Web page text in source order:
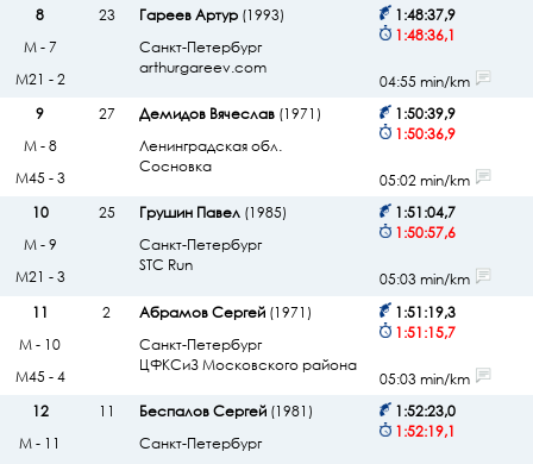
8
23 Гареев Артур(1993)
Санкт-Петербург
arthurgareev.com
1:48:37,9
1:48:36,1
М - 7
М21 - 2
04:55 min/km
9
27 Демидов Вячеслав(1971)
Ленинградская обл.
Сосновка
1:50:39,9
1:50:36,9
М - 8
М45 - 3
05:02 min/km
10
25 Грушин Павел(1985)
Санкт-Петербург
STC Run
1:51:04,7
1:50:57,6
М - 9
М21 - 3
05:03 min/km
11
2 Абрамов Сергей(1971)
Санкт-Петербург
ЦФКСиЗ Московского района
1:51:19,3
1:51:15,7
М - 10
М45 - 4
05:03 min/km
12
11 Беспалов Сергей(1981)
Санкт-Петербург
1:52:23,0
1:52:19,1
М - 11